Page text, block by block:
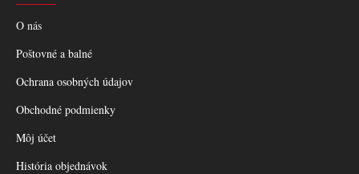
O nás
Poštovné a balné
Ochrana osobných údajov
Obchodné podmienky
Môj účet
História objednávok